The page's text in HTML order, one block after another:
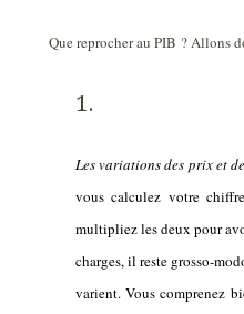
Que reprocher au PIB ? Allons
Les variations des prix et
vous calculez votre
multipliez les deux pour
charges, il reste grosso-
varient. Vous comprenez